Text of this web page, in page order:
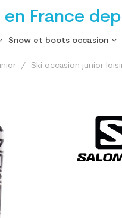
France
Snow et boots occasion
Ski occasion junior